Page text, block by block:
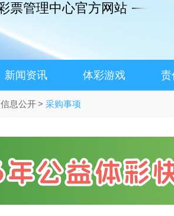
票管理中心官方网站
新闻资讯 体彩游戏 责
信息公开 采购事项